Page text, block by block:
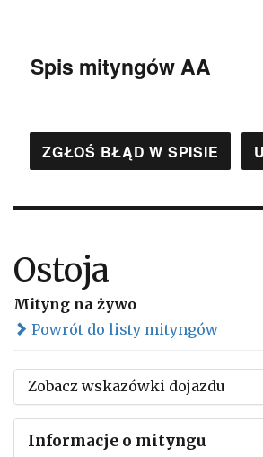
Spis mityngów AA
ZGŁOŚ BŁĄD W SPISIE
Ostoja
Mityng na żywo
Powrót do listy mityngów
Zobacz wskazówki dojazdu
Informacje o mityngu